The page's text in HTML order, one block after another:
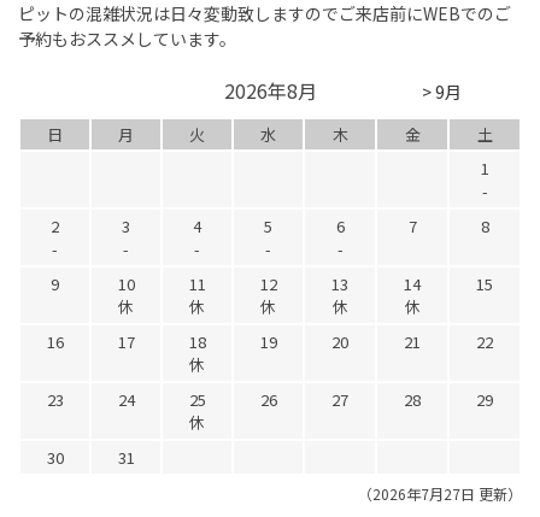
ピットの混雑状況は日々変動致しますのでご来店前にWEBでのご
予約もおススメしています。
> 9月
2026年8月
日 月 火 水 木 金
土
1
-
2
-
3
-
4
-
5
-
6
-
7 8
9
10
休
11
休
12
休
13
休
14
休
15
16 17
18
休
19 20 21 22
23 24
25
休
26 27 28 29
30 31
（2026年7月27日 更新）